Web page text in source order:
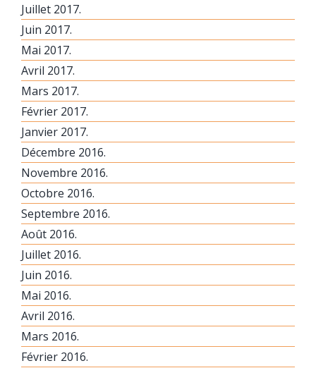
Juillet 2017.
Juin 2017.
Mai 2017.
Avril 2017.
Mars 2017.
Février 2017.
Janvier 2017.
Décembre 2016.
Novembre 2016.
Octobre 2016.
Septembre 2016.
Août 2016.
Juillet 2016.
Juin 2016.
Mai 2016.
Avril 2016.
Mars 2016.
Février 2016.